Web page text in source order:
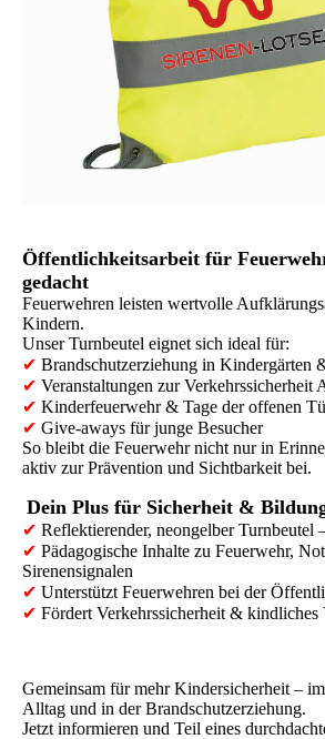
Öffentlichkeitsarbeit für
gedacht
Feuerwehren leisten wertvolle
Kindern.
Unser Turnbeutel eignet sich ideal für:
✔ Brandschutzerziehung in Kindergärten
✔ Veranstaltungen zur Verkehrssicherheit
✔ Kinderfeuerwehr & Tage der offenen
✔ Give-aways für junge Besucher
So bleibt die Feuerwehr nicht nur in
aktiv zur Prävention und Sichtbarkeit bei.
Dein Plus für Sicherheit &
✔ Reflektierender, neongelber Turnbeutel
✔ Pädagogische Inhalte zu Feuerwehr,
Sirenensignalen
✔ Unterstützt Feuerwehren bei der
✔ Fördert Verkehrssicherheit & kindliches
Gemeinsam für mehr Kindersicherheit –
Alltag und in der Brandschutzerziehung.
Jetzt informieren und Teil eines